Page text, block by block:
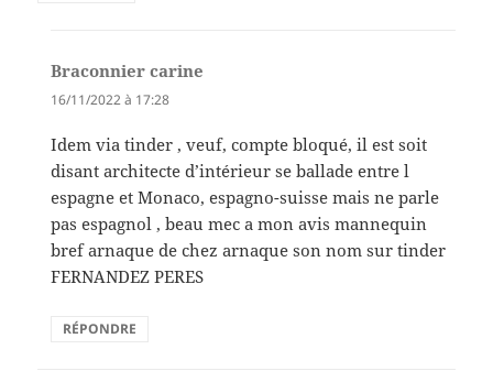
Braconnier carine
16/11/2022 à 17:28
Idem via tinder , veuf, compte bloqué, il est soit
disant architecte d’intérieur se ballade entre l
espagne et Monaco, espagno-suisse mais ne parle
pas espagnol , beau mec a mon avis mannequin
bref arnaque de chez arnaque son nom sur tinder
FERNANDEZ PERES
RÉPONDRE